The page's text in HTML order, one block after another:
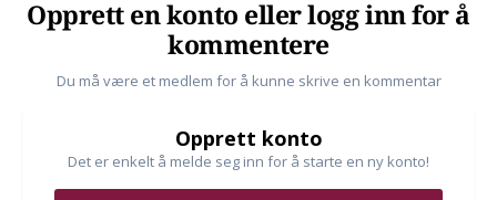
Opprett en konto eller logg inn for å
kommentere
Du må være et medlem for å kunne skrive en kommentar
Opprett konto
Det er enkelt å melde seg inn for å starte en ny konto!